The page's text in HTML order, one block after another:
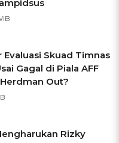
Evaluasi Skuad Timnas
Gagal di Piala AFF
Out?
Rizky